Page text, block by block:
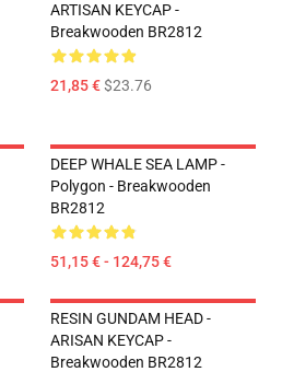
ARTISAN KEYCAP -
Breakwooden BR2812
21,85 €$23.76
DEEP WHALE SEA LAMP -
Polygon - Breakwooden
BR2812
51,15 € - 124,75 €
RESIN GUNDAM HEAD -
ARISAN KEYCAP -
Breakwooden BR2812